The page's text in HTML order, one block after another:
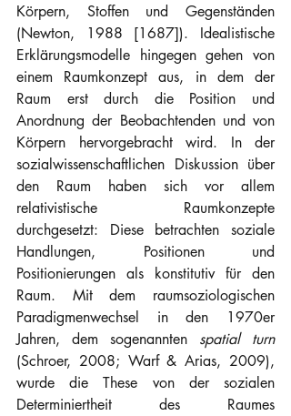
Körpern, Stoffen und Gegenständen
(Newton, 1988 [1687]). Idealistische
Erklärungsmodelle hingegen gehen von
einem Raumkonzept aus, in dem der
Raum erst durch die Position und
Anordnung der Beobachtenden und von
Körpern hervorgebracht wird. In der
sozialwissenschaftlichen Diskussion über
den Raum haben sich vor allem
relativistische Raumkonzepte
durchgesetzt: Diese betrachten soziale
Handlungen, Positionen und
Positionierungen als konstitutiv für den
Raum. Mit dem raumsoziologischen
Paradigmenwechsel in den 1970er
Jahren, dem sogenannten spatial turn
(Schroer, 2008; Warf & Arias, 2009),
wurde die These von der sozialen
Determiniertheit des Raumes